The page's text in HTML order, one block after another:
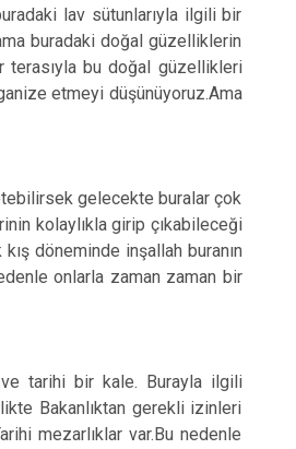
lav sütunlarıyla ilgili bir
buradaki doğal güzelliklerin
terasıyla bu doğal güzellikleri
etmeyi düşünüyoruz.Ama
gelecekte buralar çok
kolaylıkla girip çıkabileceği
döneminde inşallah buranın
onlarla zaman zaman bir
ve tarihi bir kale. Burayla ilgili
Bakanlıktan gerekli izinleri
mezarlıklar var.Bu nedenle